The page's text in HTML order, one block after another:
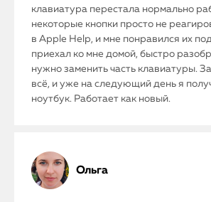
клавиатура перестала нормально
некоторые кнопки просто не
в Apple Help, и мне понравился их
приехал ко мне домой, быстро
нужно заменить часть клавиатуры.
всё, и уже на следующий день я
ноутбук. Работает как новый.
Ольга